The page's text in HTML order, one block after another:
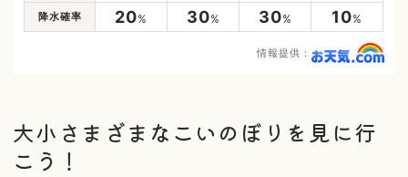
降水確率 20% 30% 30% 10%
情報提供：
大小さまざまなこいのぼりを見に行
こう！